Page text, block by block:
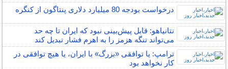
درخواست بودجه 80 میلیارد دلاری پنتاگون از کنگره
نتانیاهو: قابل پیش‌بینی نبود که ایران تا چه حد
می‌تواند تنگه هزمز را به اهرم فشار تبدیل کند
ترامپ: یا توافقی «بزرگ» با ایران، یا هیچ توافقی در
کار نخواهد بود